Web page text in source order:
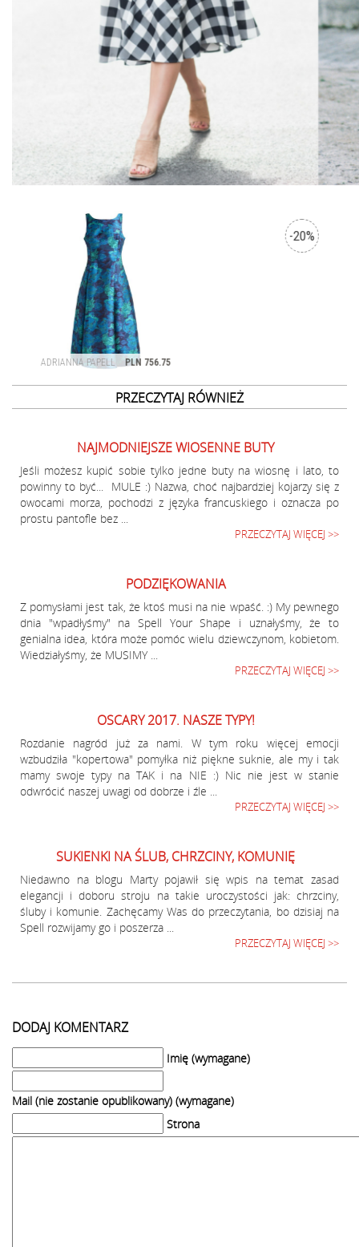
PRZECZYTAJ RÓWNIEŻ
NAJMODNIEJSZE WIOSENNE BUTY
Jeśli możesz kupić sobie tylko jedne buty na wiosnę i lato, to
powinny to być... MULE :) Nazwa, choć najbardziej kojarzy się z
owocami morza, pochodzi z języka francuskiego i oznacza po
prostu pantofle bez ...
PRZECZYTAJ WIĘCEJ >>
PODZIĘKOWANIA
Z pomysłami jest tak, że ktoś musi na nie wpaść. :) My pewnego
dnia "wpadłyśmy" na Spell Your Shape i uznałyśmy, że to
genialna idea, która może pomóc wielu dziewczynom, kobietom.
Wiedziałyśmy, że MUSIMY ...
PRZECZYTAJ WIĘCEJ >>
OSCARY 2017. NASZE TYPY!
Rozdanie nagród już za nami. W tym roku więcej emocji
wzbudziła "kopertowa" pomyłka niż piękne suknie, ale my i tak
mamy swoje typy na TAK i na NIE :) Nic nie jest w stanie
odwrócić naszej uwagi od dobrze i źle ...
PRZECZYTAJ WIĘCEJ >>
SUKIENKI NA ŚLUB, CHRZCINY, KOMUNIĘ
Niedawno na blogu Marty pojawił się wpis na temat zasad
elegancji i doboru stroju na takie uroczystości jak: chrzciny,
śluby i komunie. Zachęcamy Was do przeczytania, bo dzisiaj na
Spell rozwijamy go i poszerza ...
PRZECZYTAJ WIĘCEJ >>
DODAJ KOMENTARZ
Imię (wymagane)
Mail (nie zostanie opublikowany) (wymagane)
Strona